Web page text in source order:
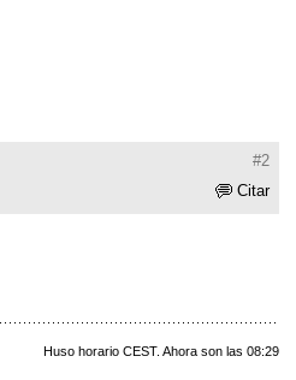
#2
Citar
Huso horario CEST. Ahora son las 08:29